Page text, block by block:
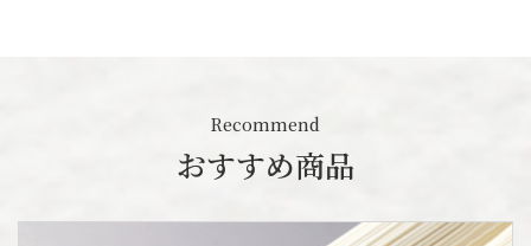
Recommend
おすすめ商品